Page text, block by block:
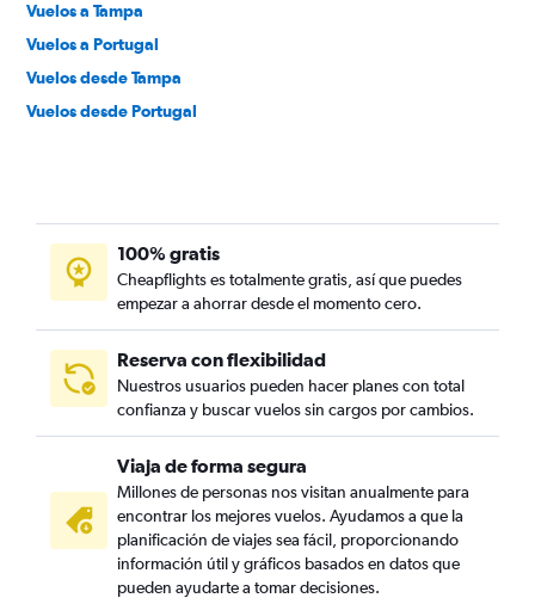
Vuelos a Tampa
Vuelos a Portugal
Vuelos desde Tampa
Vuelos desde Portugal
100% gratis
Cheapflights es totalmente gratis, así que puedes
empezar a ahorrar desde el momento cero.
Reserva con flexibilidad
Nuestros usuarios pueden hacer planes con total
confianza y buscar vuelos sin cargos por cambios.
Viaja de forma segura
Millones de personas nos visitan anualmente para
encontrar los mejores vuelos. Ayudamos a que la
planificación de viajes sea fácil, proporcionando
información útil y gráficos basados en datos que
pueden ayudarte a tomar decisiones.